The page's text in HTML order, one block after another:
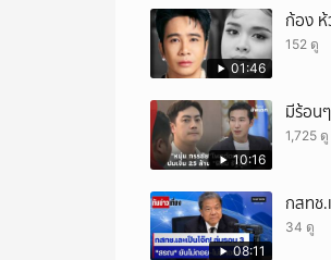
01:46
ก้อง ห้
152 ดู
10:16
มีร้อน
1,725 ดู
08:11
กสทช.
34 ดู